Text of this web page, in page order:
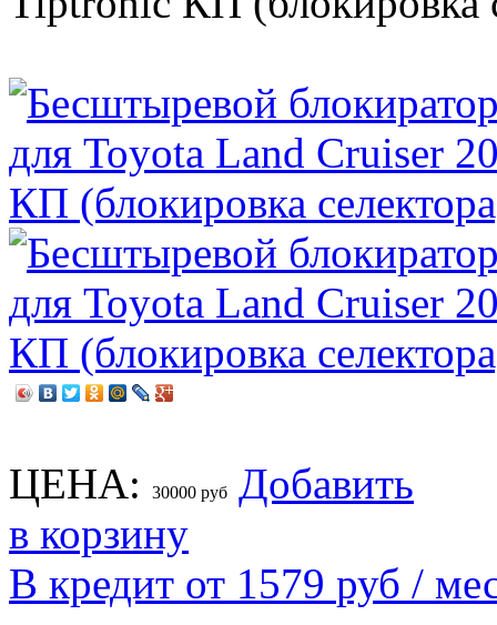
ЦЕНА: 30000 руб
Добавить
в корзину
В кредит от 1579 руб /